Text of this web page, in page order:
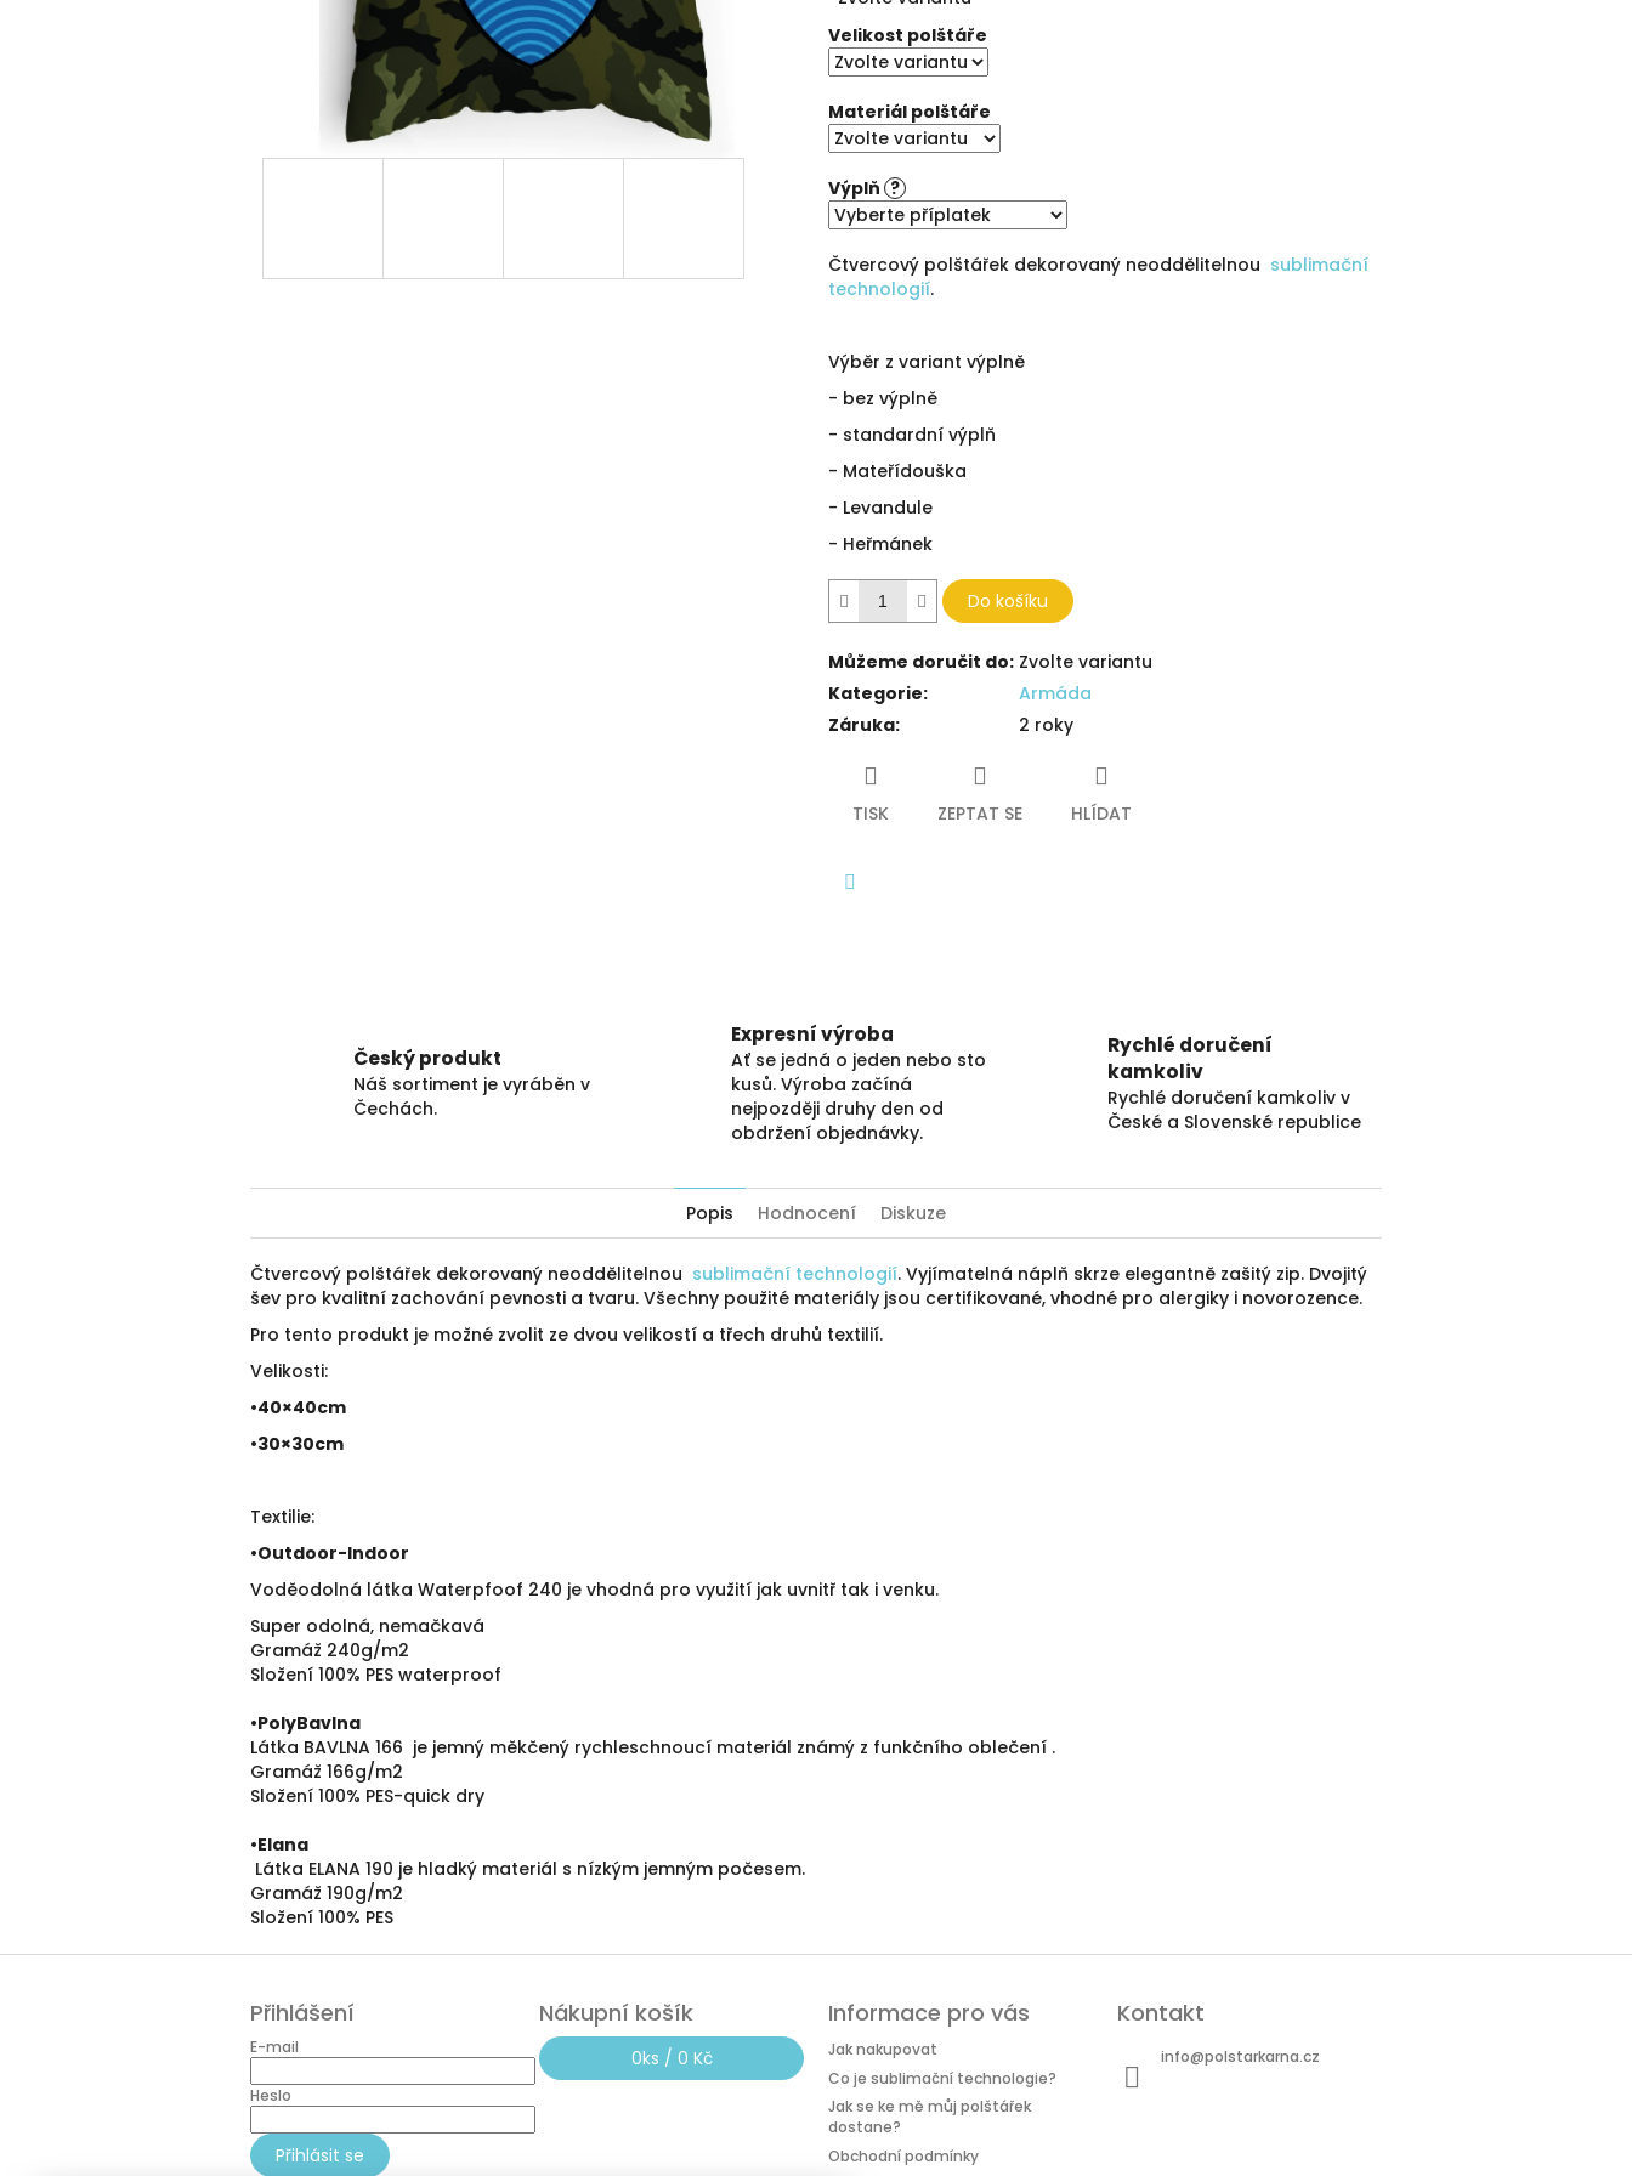
hvězdiček.
Velikost polštáře
Materiál polštáře
Výplň ?
Čtvercový polštářek dekorovaný neoddělitelnou sublimační
technologií.
Výběr z variant výplně
- bez výplně
- standardní výplň
- Mateřídouška
- Levandule
- Heřmánek
Do košíku
Můžeme doručit do: Zvolte variantu
Kategorie:
Armáda
Záruka: 2 roky
TISK ZEPTAT SE HLÍDAT
Český produkt
Náš sortiment je vyráběn v
Čechách.
Expresní výroba
Ať se jedná o jeden nebo sto
kusů. Výroba začíná
nejpozději druhy den od
obdržení objednávky.
Rychlé doručení
kamkoliv
Rychlé doručení kamkoliv v
České a Slovenské republice
Popis Hodnocení Diskuze
Čtvercový polštářek dekorovaný neoddělitelnou sublimační technologií. Vyjímatelná náplň skrze elegantně zašitý zip. Dvojitý
šev pro kvalitní zachování pevnosti a tvaru. Všechny použité materiály jsou certifikované, vhodné pro alergiky i novorozence.
Pro tento produkt je možné zvolit ze dvou velikostí a třech druhů textilií.
Velikosti:
•40×40cm
•30×30cm
Textilie:
•Outdoor-Indoor
Voděodolná látka Waterpfoof 240 je vhodná pro využití jak uvnitř tak i venku.
Super odolná, nemačkavá
Gramáž 240g/m2
Složení 100% PES waterproof
•PolyBavlna
Látka BAVLNA 166 je jemný měkčený rychleschnoucí materiál známý z funkčního oblečení .
Gramáž 166g/m2
Složení 100% PES-quick dry
•Elana
Látka ELANA 190 je hladký materiál s nízkým jemným počesem.
Gramáž 190g/m2
Složení 100% PES
Přihlášení
E-mail
Heslo
Přihlásit se
Nákupní košík
0ks / 0 Kč
Informace pro vás
Jak nakupovat
Co je sublimační technologie?
Jak se ke mě můj polštářek
dostane?
Obchodní podmínky
Kontakt
info@polstarkarna.cz